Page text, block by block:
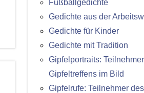
Fußballgedichte
Gedichte aus der
Gedichte für Kinder
Gedichte mit Tradition
Gipfelportraits:
Gipfeltreffens im Bild
Gipfelrufe: Teilnehmer